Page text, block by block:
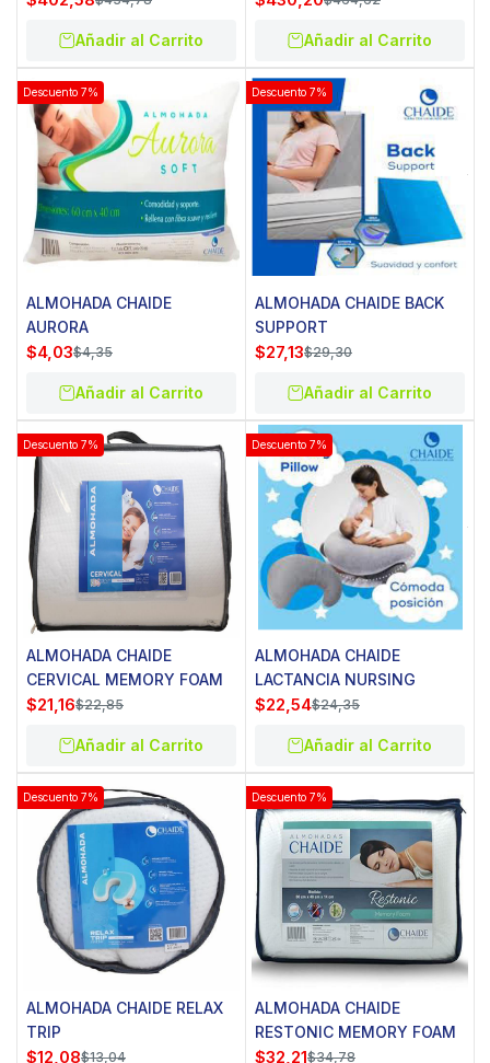
Añadir al Carrito Añadir al Carrito
Descuento 7%
ALMOHADA CHAIDE
AURORA
$4,35
$4,03
Añadir al Carrito
Descuento 7%
ALMOHADA CHAIDE BACK
SUPPORT
$29,30
$27,13
Añadir al Carrito
Descuento 7%
ALMOHADA CHAIDE
CERVICAL MEMORY FOAM
$22,85
$21,16
Añadir al Carrito
Descuento 7%
ALMOHADA CHAIDE
LACTANCIA NURSING
$24,35
$22,54
Añadir al Carrito
Descuento 7%
ALMOHADA CHAIDE RELAX
TRIP
$13,04
$12,08
Descuento 7%
ALMOHADA CHAIDE
RESTONIC MEMORY FOAM
$34,78
$32,21